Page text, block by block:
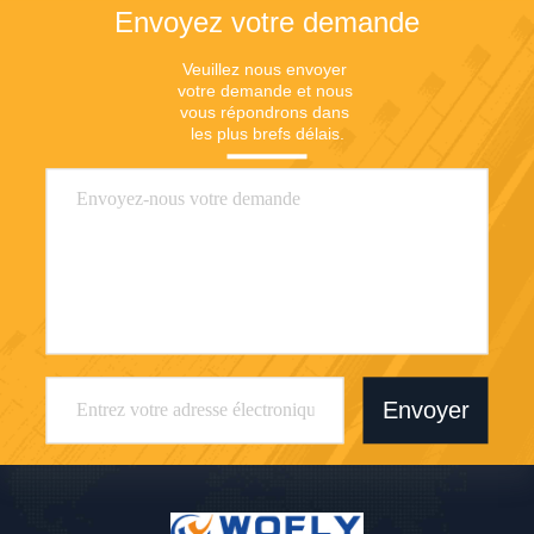
Envoyez votre demande
Veuillez nous envoyer
votre demande et nous
vous répondrons dans
les plus brefs délais.
Envoyer